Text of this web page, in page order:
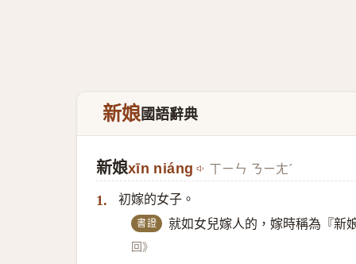
新娘國語辭典
新娘xīn niáng ㄒㄧㄣ ㄋㄧㄤˊ
1. 初嫁的女子。
書證 就如女兒嫁人的，嫁時稱為『
回》